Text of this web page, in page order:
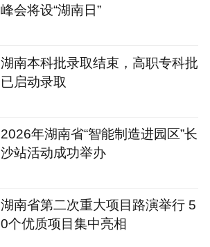
峰会将设“湖南日”
湖南本科批录取结束，高职专科批
已启动录取
2026年湖南省“智能制造进园区”长
沙站活动成功举办
湖南省第二次重大项目路演举行 5
0个优质项目集中亮相